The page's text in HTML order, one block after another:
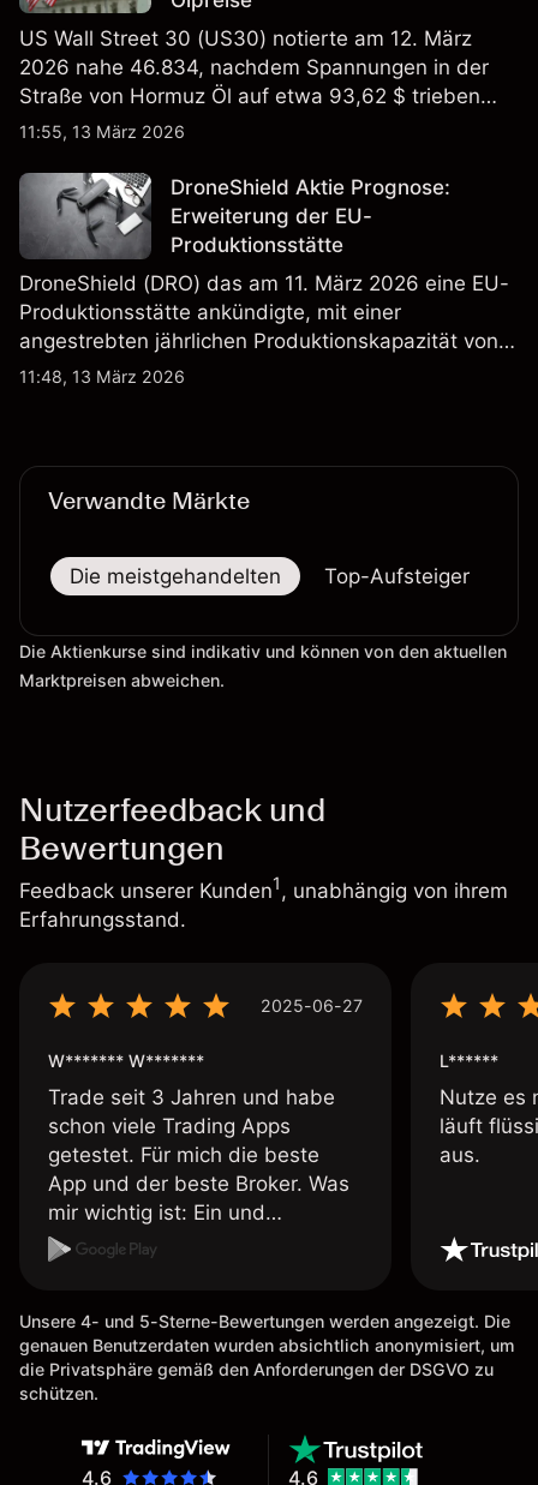
US Wall Street 30 (US30) notierte am 12. März
2026 nahe 46.834, nachdem Spannungen in der
Straße von Hormuz Öl auf etwa 93,62 $ trieben
und die US-Arbeitslosigkeit auf 4,4% stieg. Die
verlässlicher Indikator für zukünftige Ergebnisse.
11:55, 13 März 2026
DroneShield Aktie Prognose:
Erweiterung der EU-
Produktionsstätte
DroneShield (DRO) das am 11. März 2026 eine EU-
Produktionsstätte ankündigte, mit einer
angestrebten jährlichen Produktionskapazität von
etwa 2,4 Mrd. AUD bis Ende 2026. Die
11:48, 13 März 2026
Verwandte Märkte
Die meistgehandelten Top-Aufsteiger
Die Aktienkurse sind indikativ und können von den aktuellen
Marktpreisen abweichen.
Nutzerfeedback und
Bewertungen
Feedback unserer Kunden1, unabhängig von ihrem
Erfahrungsstand.
2025-06-27
W******* W*******
Trade seit 3 Jahren und habe
schon viele Trading Apps
getestet. Für mich die beste
App und der beste Broker. Was
mir wichtig ist: Ein und
Auszahlungen per Kreditkarte
möglich. Berichte, Auszüge OK.
Eine Diagrammfunktion wie es
bei Naga ist wäre
L******
Nutze es
läuft
aus.
Unsere 4- und 5-Sterne-Bewertungen werden angezeigt. Die
genauen Benutzerdaten wurden absichtlich anonymisiert, um
die Privatsphäre gemäß den Anforderungen der DSGVO zu
schützen.
4.6 4.6